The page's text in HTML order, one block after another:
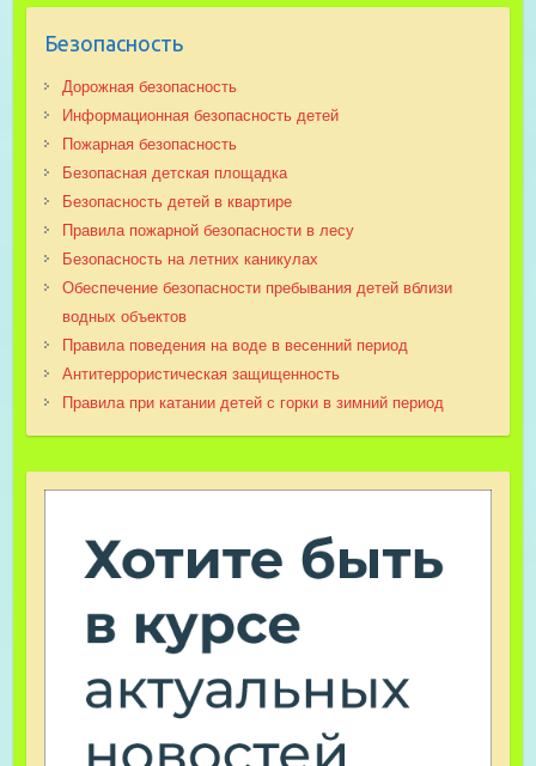
Безопасность
Дорожная безопасность
Информационная безопасность детей
Пожарная безопасность
Безопасная детская площадка
Безопасность детей в квартире
Правила пожарной безопасности в лесу
Безопасность на летних каникулах
Обеспечение безопасности пребывания детей вблизи
водных объектов
Правила поведения на воде в весенний период
Антитеррористическая защищенность
Правила при катании детей с горки в зимний период